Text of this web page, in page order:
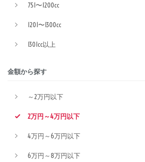
751〜1200cc
1201〜1300cc
1301cc以上
金額から探す
～2万円以下
2万円～4万円以下
4万円～6万円以下
6万円～8万円以下